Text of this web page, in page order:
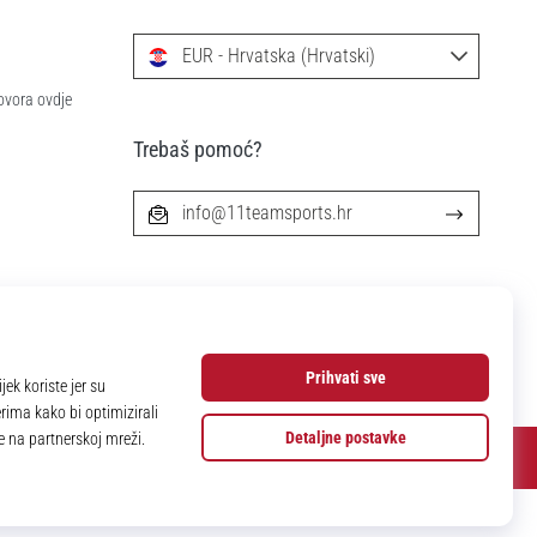
ovdje
EUR - Hrvatska (Hrvatski)
Trebaš pomoć?
info@11teamsports.hr